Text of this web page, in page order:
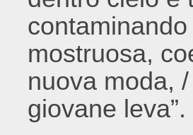
contaminando
mostruosa,
nuova moda,
giovane leva”.